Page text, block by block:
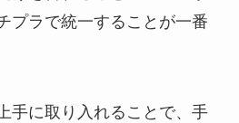
プラで統一することが一番
手に取り入れることで、手